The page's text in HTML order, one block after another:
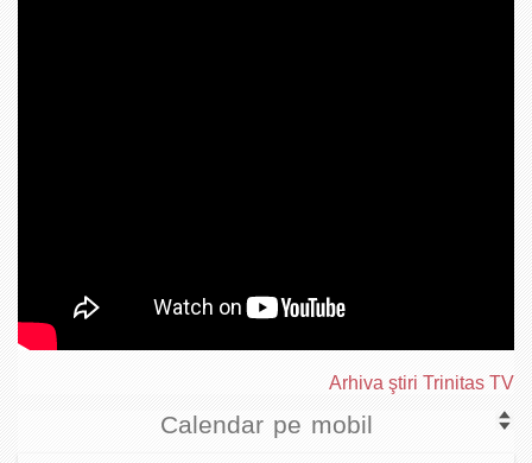
Arhiva ştiri Trinitas TV
Calendar pe mobil